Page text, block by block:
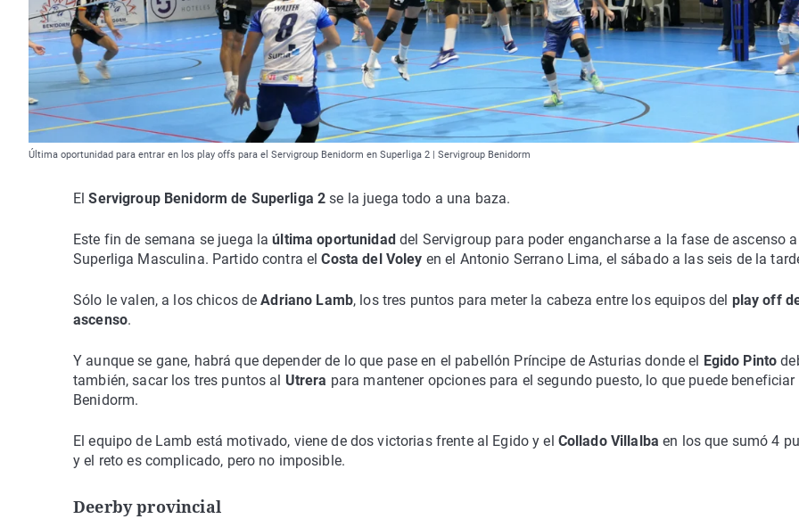
Última oportunidad para entrar en los play offs para el Servigroup Benidorm en Superliga 2 | Servigroup Benidorm
ElServigroup Benidorm de Superliga 2 se la juega todo a una baza.
Este fin de semana se juega laúltima oportunidad del Servigroup para poder engancharse a la fase de ascenso a
Superliga Masculina. Partido contra elCosta del Voley en el Antonio Serrano Lima, el sábado a las seis de la
Sólo le valen, a los chicos deAdriano Lamb, los tres puntos para meter la cabeza entre los equipos del play off
ascenso.
Y aunque se gane, habrá que depender de lo que pase en el pabellón Príncipe de Asturias donde el Egido Pinto
también, sacar los tres puntos al Utrera para mantener opciones para el segundo puesto, lo que puede beneficiar
Benidorm.
El equipo de Lamb está motivado, viene de dos victorias frente al Egido y el Collado Villalba en los que sumó 4
y el reto es complicado, pero no imposible.
Deerby provincial